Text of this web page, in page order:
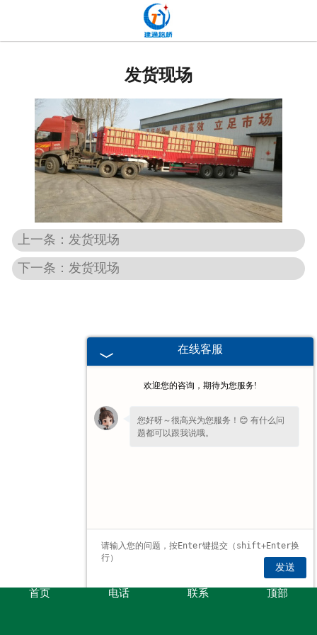
新闻中心
发货现场
工程案例
发货现场
上一条：发货现场
下一条：发货现场
首页 电话 联系 顶部
在线客服
欢迎您的咨询，期待为您服务!
您好呀～很高兴为您服务！😊 有什么问
题都可以跟我说哦。
发送